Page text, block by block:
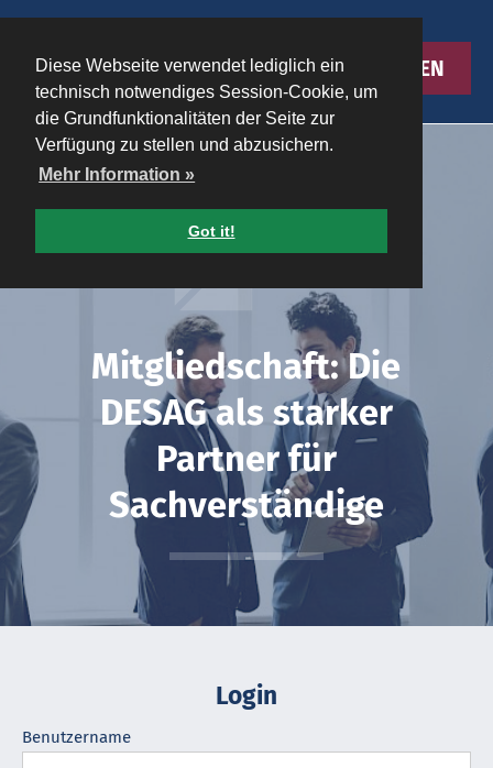
Diese Webseite verwendet lediglich ein
technisch notwendiges Session-Cookie, um
die Grundfunktionalitäten der Seite zur
Verfügung zu stellen und abzusichern.
Mehr Information »
Got it!
MENU
Mitgliedschaft: Die
DESAG als starker
Partner für
Sachverständige
Login
Benutzername